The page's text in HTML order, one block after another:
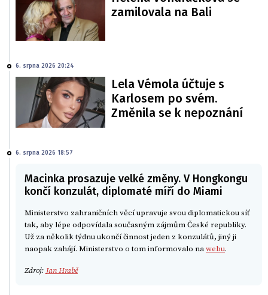
zamilovala na Bali
6. srpna 2026 20:24
Lela Vémola účtuje s
Karlosem po svém.
Změnila se k nepoznání
6. srpna 2026 18:57
Macinka prosazuje velké změny. V Hongkongu
končí konzulát, diplomaté míří do Miami
Ministerstvo zahraničních věcí upravuje svou diplomatickou síť
tak, aby lépe odpovídala současným zájmům České republiky.
Už za několik týdnu ukončí činnost jeden z konzulátů, jiný ji
naopak zahájí. Ministerstvo o tom informovalo nawebu.
Zdroj: Jan Hrabě